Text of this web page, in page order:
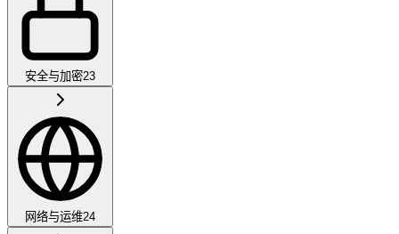
安全与加密23
网络与运维24